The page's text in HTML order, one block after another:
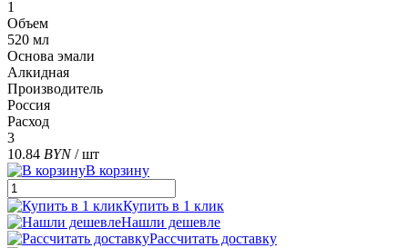
1
Объем
520 мл
Основа эмали
Алкидная
Производитель
Россия
Расход
3
10.84 BYN / шт
В корзину
Купить в 1 клик
Нашли дешевле
Рассчитать доставку